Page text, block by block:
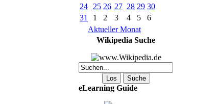
24
25 26 27 28 29 30
31
1 2 3 4 5
6
Aktueller Monat
Wikipedia Suche
eLearning Guide